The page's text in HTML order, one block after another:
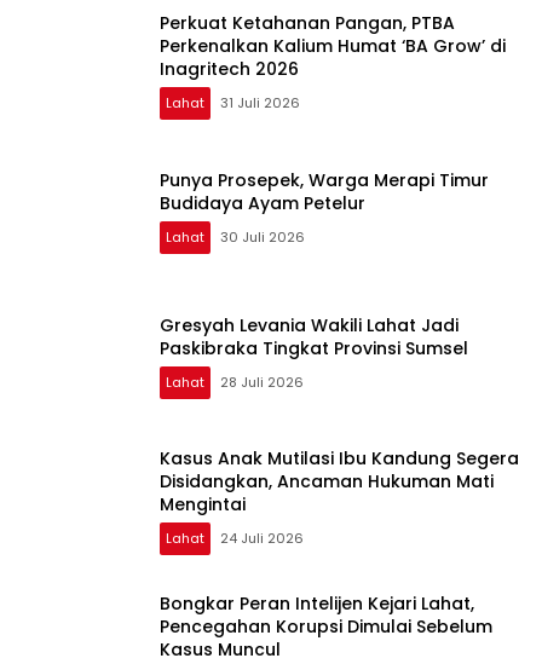
Perkuat Ketahanan Pangan, PTBA
Perkenalkan Kalium Humat ‘BA Grow’ di
Inagritech 2026
Lahat 31 Juli 2026
Punya Prosepek, Warga Merapi Timur
Budidaya Ayam Petelur
Lahat 30 Juli 2026
Gresyah Levania Wakili Lahat Jadi
Paskibraka Tingkat Provinsi Sumsel
Lahat 28 Juli 2026
Kasus Anak Mutilasi Ibu Kandung Segera
Disidangkan, Ancaman Hukuman Mati
Mengintai
Lahat 24 Juli 2026
Bongkar Peran Intelijen Kejari Lahat,
Pencegahan Korupsi Dimulai Sebelum
Kasus Muncul